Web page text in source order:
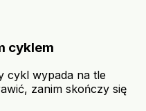
cyklem
cykl wypada na tle
zanim skończy się